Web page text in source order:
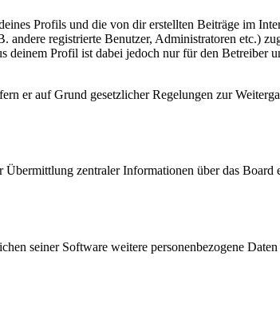
Profils und die von dir erstellten Beiträge im
registrierte Benutzer, Administratoren etc.)
deinem Profil ist dabei jedoch nur für den Betreiber
er auf Grund gesetzlicher Regelungen zur
zentraler Informationen über das
seiner Software weitere personenbezogene